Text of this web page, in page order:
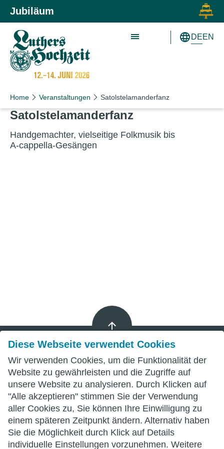
Diese Webseite verwendet Cookies
Wir verwenden Cookies, um die Funktionalität der
Website zu gewährleisten und die Zugriffe auf
unsere Website zu analysieren. Durch Klicken auf
"Alle akzeptieren" stimmen Sie der Verwendung
aller Cookies zu, Sie können Ihre Einwilligung zu
einem späteren Zeitpunkt ändern. Alternativ haben
Sie die Möglichkeit durch Klick auf Details
individuelle Einstellungen vorzunehmen. Weitere
Zum Inhalt springen
Zur Hauptnavigation springen
Jubiläum
DEEN
Home Veranstaltungen Satolstelamanderfanz
Satolstelamanderfanz
Handgemachter, vielseitige Folkmusik bis
A‑cappella-Gesängen
Impressum
Datenschutz
AGB